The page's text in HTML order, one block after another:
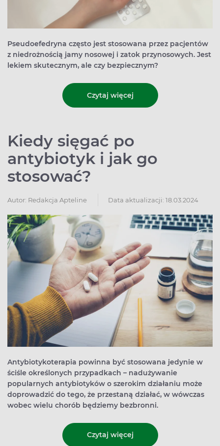
Pseudoefedryna często jest stosowana przez pacjentów
z niedrożnością jamy nosowej i zatok przynosowych. Jest
lekiem skutecznym, ale czy bezpiecznym?
Czytaj więcej
Kiedy sięgać po
antybiotyk i jak go
stosować?
Autor: Redakcja Apteline Data aktualizacji: 18.03.2024
Antybiotykoterapia powinna być stosowana jedynie w
ściśle określonych przypadkach – nadużywanie
popularnych antybiotyków o szerokim działaniu może
doprowadzić do tego, że przestaną działać, w wówczas
wobec wielu chorób będziemy bezbronni.
Czytaj więcej